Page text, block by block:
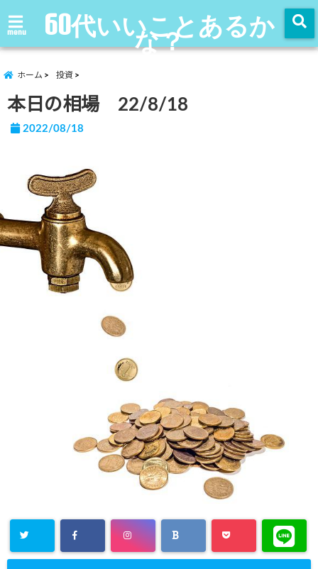
menu 60代いいことあるか
な？
ホーム 投資
本日の相場 22/8/18
2022/08/18